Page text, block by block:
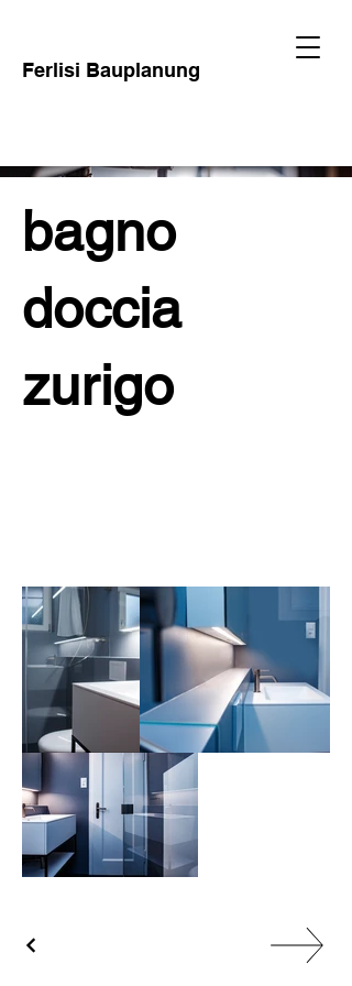
Ferlisi Bauplanung
bagno
doccia
zurigo